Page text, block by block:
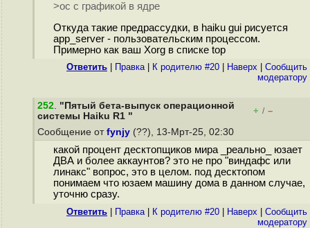
>ос с графикой в ядре
Откуда такие предрассудки, в haiku gui рисуется
app_server - пользовательским процессом.
Примерно как ваш Xorg в списке top
Ответить Правка| К родителю #20 Наверх
Cообщить
модератору
252. "Пятый бета-выпуск операционной
системы Haiku R1 "
+ / –
Сообщение от fynjy (??), 13-Мрт-25, 02:30
какой процент десктопщиков мира _реально_ юзает
ДВА и более аккаунтов? это не про "виндафс или
линакс" вопрос, это в целом. под десктопом
понимаем что юзаем машину дома в данном случае,
уточню сразу.
Ответить Правка| К родителю #20 Наверх
Cообщить
модератору